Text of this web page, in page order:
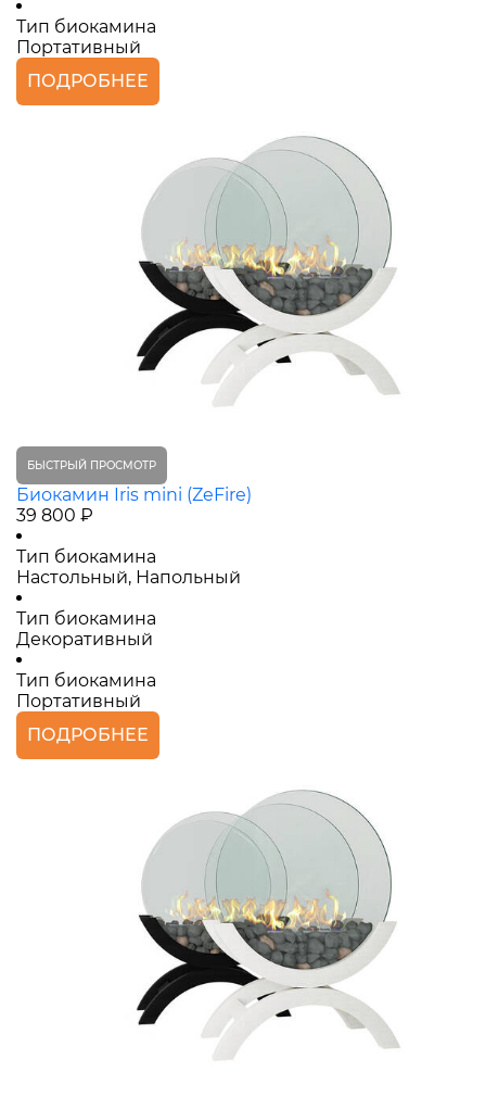
Тип биокамина
Портативный
ПОДРОБНЕЕ
БЫСТРЫЙ ПРОСМОТР
Биокамин Iris mini (ZeFire)
39 800 ₽
Тип биокамина
Настольный, Напольный
Тип биокамина
Декоративный
Тип биокамина
Портативный
ПОДРОБНЕЕ